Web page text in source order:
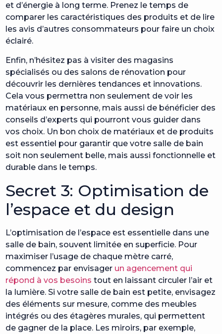
et d’énergie à long terme. Prenez le temps de
comparer les caractéristiques des produits et de lire
les avis d’autres consommateurs pour faire un choix
éclairé.
Enfin, n’hésitez pas à visiter des magasins
spécialisés ou des salons de rénovation pour
découvrir les dernières tendances et innovations.
Cela vous permettra non seulement de voir les
matériaux en personne, mais aussi de bénéficier des
conseils d’experts qui pourront vous guider dans
vos choix. Un bon choix de matériaux et de produits
est essentiel pour garantir que votre salle de bain
soit non seulement belle, mais aussi fonctionnelle et
durable dans le temps.
Secret 3: Optimisation de
l’espace et du design
L’optimisation de l’espace est essentielle dans une
salle de bain, souvent limitée en superficie. Pour
maximiser l’usage de chaque mètre carré,
commencez par envisager un agencement qui
répond à vos besoins tout en laissant circuler l’air et
la lumière. Si votre salle de bain est petite, envisagez
des éléments sur mesure, comme des meubles
intégrés ou des étagères murales, qui permettent
de gagner de la place. Les miroirs, par exemple,